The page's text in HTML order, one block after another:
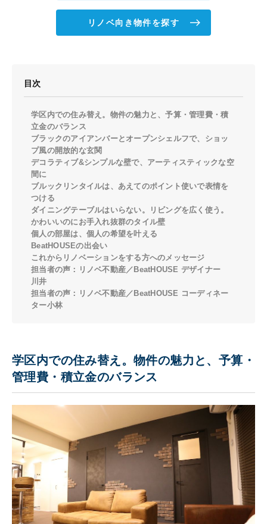
リノベ向き物件を探す
目次
学区内での住み替え。物件の魅力と、予算・管理費・積
立金のバランス
ブラックのアイアンバーとオープンシェルフで、ショッ
プ風の開放的な玄関
デコラティブ&シンプルな壁で、アーティスティックな空
間に
ブルックリンタイルは、あえてのポイント使いで表情を
つける
ダイニングテーブルはいらない。リビングを広く使う。
かわいいのにお手入れ抜群のタイル壁
個人の部屋は、個人の希望を叶える
BeatHOUSEの出会い
これからリノベーションをする方へのメッセージ
担当者の声：リノベ不動産／BeatHOUSE デザイナー
川井
担当者の声：リノベ不動産／BeatHOUSE コーディネー
ター小林
学区内での住み替え。物件の魅力と、予算・
管理費・積立金のバランス